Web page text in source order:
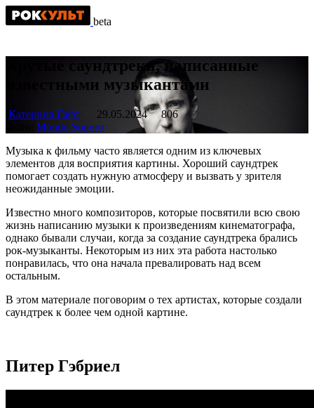
beta
Крутые саундтреки, написанные
известными музыкантами
Катерина Гафт 29.05.2024
806
Mondo Sonoro
Музыка к фильму часто является одним из ключевых
элементов для восприятия картины. Хороший саундтрек
помогает создать нужную атмосферу и вызвать у зрителя
неожиданные эмоции.
Известно много композиторов, которые посвятили всю свою
жизнь написанию музыки к произведениям кинематографа,
однако бывали случаи, когда за создание саундтрека брались
рок-музыканты. Некоторым из них эта работа настолько
понравилась, что она начала превалировать над всем
остальным.
В этом материале поговорим о тех артистах, которые создали
саундтрек к более чем одной картине.
Питер Гэбриел